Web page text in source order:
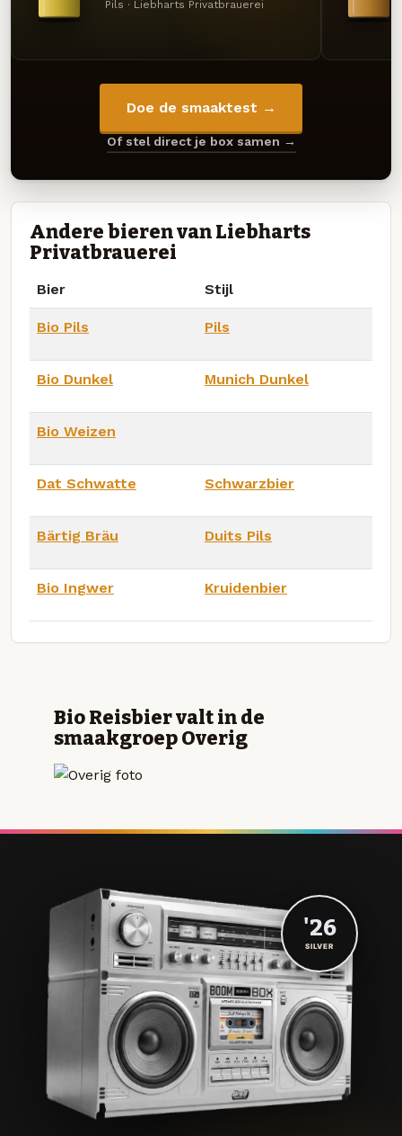
Pils · Liebharts Privatbrauerei
Doe de smaaktest →
Of stel direct je box samen →
Andere bieren van Liebharts
Privatbrauerei
Bier Stijl
Bio Pils Pils
Bio Dunkel Munich Dunkel
Bio Weizen
Dat Schwatte Schwarzbier
Bärtig Bräu Duits Pils
Bio Ingwer Kruidenbier
Bio Reisbier valt in de
smaakgroep Overig
'26
SILVER